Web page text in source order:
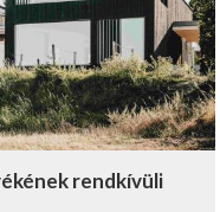
rendkívüli